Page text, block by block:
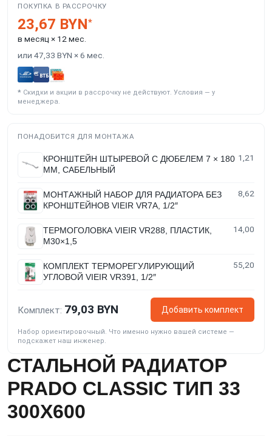
ПОКУПКА В РАССРОЧКУ
23,67 BYN*
в месяц × 12 мес.
или 47,33 BYN × 6 мес.
* Скидки и акции в рассрочку не действуют. Условия — у
менеджера.
ПОНАДОБИТСЯ ДЛЯ МОНТАЖА
КРОНШТЕЙН ШТЫРЕВОЙ С ДЮБЕЛЕМ 7 × 180
ММ, САБЕЛЬНЫЙ
1,21
МОНТАЖНЫЙ НАБОР ДЛЯ РАДИАТОРА БЕЗ
КРОНШТЕЙНОВ VIEIR VR7A, 1/2″
8,62
ТЕРМОГОЛОВКА VIEIR VR288, ПЛАСТИК,
M30×1,5
14,00
КОМПЛЕКТ ТЕРМОРЕГУЛИРУЮЩИЙ
УГЛОВОЙ VIEIR VR391, 1/2″
55,20
Комплект: 79,03 BYN Добавить комплект
Набор ориентировочный. Что именно нужно вашей системе —
подскажет наш инженер.
СТАЛЬНОЙ РАДИАТОР
PRADO CLASSIC ТИП 33
300X600